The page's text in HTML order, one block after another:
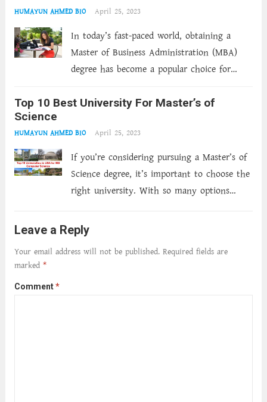
HUMAYUN AHMED BIO April 25, 2023
In today’s fast-paced world, obtaining a
Master of Business Administration (MBA)
degree has become a popular choice for
However, with busy schedules and limited
traditional methods can be...
Top 10 Best University For Master’s of
Science
HUMAYUN AHMED BIO April 25, 2023
If you’re considering pursuing a Master’s of
Science degree, it’s important to choose the
right university. With so many options
to start. That’s why we’ve compiled a list of
the top 10...
Leave a Reply
Your email address will not be published. Required fields are
marked *
Comment*